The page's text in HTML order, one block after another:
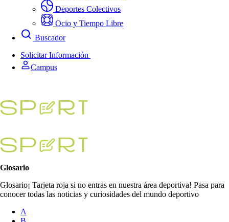
Deportes Colectivos
Ocio y Tiempo Libre
Buscador
Solicitar Información
Campus
Glosario
Glosario¡ Tarjeta roja si no entras en nuestra área deportiva! Pasa para
conocer todas las noticias y curiosidades del mundo deportivo
A